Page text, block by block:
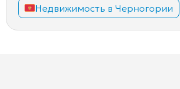
Недвижимость в Черногории